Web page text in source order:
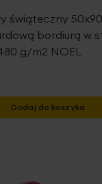
świąteczny
bordiurą w
g/m2 NOEL
Dodaj do koszyka